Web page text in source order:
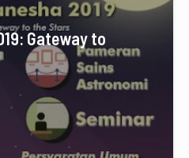
Gateway to